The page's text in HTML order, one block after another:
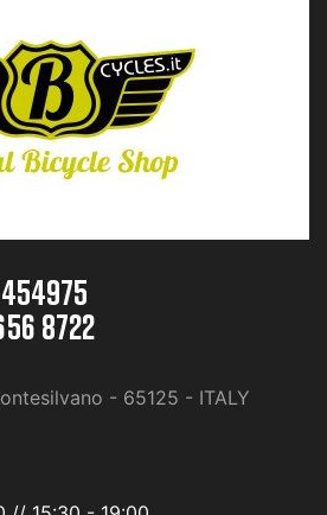
8722
- 65125 - ITALY